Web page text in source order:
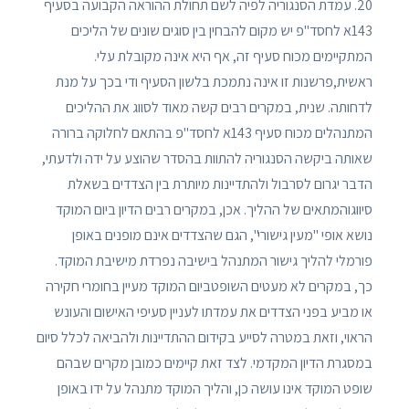
20. עמדת הסנגוריה לפיה לשם תחולת ההוראה הקבועה בסעיף
143א לחסד"פ יש מקום להבחין בין סוגים שונים של הליכים
המתקיימים מכוח סעיף זה, אף היא אינה מקובלת עלי.
ראשית,פרשנות זו אינה נתמכת בלשון הסעיף ודי בכך על מנת
לדחותה. שנית, במקרים רבים קשה מאוד לסווג את ההליכים
המתנהלים מכוח סעיף 143א לחסד"פ בהתאם לחלוקה ברורה
שאותה ביקשה הסנגוריה להתוות בהסדר שהוצע על ידה ולדעתי,
הדבר יגרום לסרבול ולהתדיינות מיותרת בין הצדדים בשאלת
סיווגוהמתאים של ההליך. אכן, במקרים רבים הדיון ביום המוקד
נושא אופי "מעין גישורי", הגם שהצדדים אינם מופנים באופן
פורמלי להליך גישור המתנהל בישיבה נפרדת מישיבת המוקד.
כך, במקרים לא מעטים השופטביום המוקד מעיין בחומרי חקירה
או מביע בפני הצדדים את עמדתו לעניין סעיפי האישום והעונש
הראוי, וזאת במטרה לסייע בקידום ההתדיינות ולהביאה לכלל סיום
במסגרת הדיון המקדמי. לצד זאת קיימים כמובן מקרים שבהם
שופט המוקד אינו עושה כן, והליך המוקד מתנהל על ידו באופן